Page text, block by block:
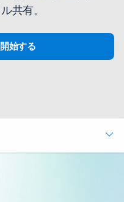
共有。
始する